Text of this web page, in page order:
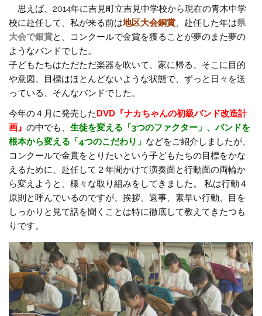
思えば、2014年に吉見町立吉見中学校から現在の青木中学
校に赴任して、私が来る前は地区大会銅賞、赴任した年は県
大会で銀賞と、コンクールで金賞を獲ることが夢のまた夢の
ようなバンドでした。
子どもたちはただただ楽器を吹いて、家に帰る、そこに目的
や意図、目標はほとんどないような状態で、ずっと日々を送
っている、そんなバンドでした。
今年の４月に発売した DVD『ナカちゃんの初級バンド改造計
画』の中でも、生徒を変える「3つのファクター」、バンドを
根本から変える「4つのこだわり」 などをご紹介しましたが、
コンクールで金賞をとりたいという子どもたちの目標をかな
えるために、赴任して２年間かけて演奏面と行動面の両輪か
ら変えようと、様々な取り組みをしてきました。 私は行動４
原則と呼んでいるのですが、挨拶、返事、素早い行動、目を
しっかりと見て話を聞くことは特に徹底して教えてきたつも
りです。